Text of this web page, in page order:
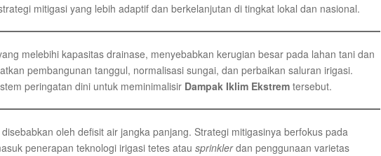
mitigasi yang lebih adaptif dan berkelanjutan di tingkat lokal dan nasional.
melebihi kapasitas drainase, menyebabkan kerugian besar pada lahan tani dan
pembangunan tanggul, normalisasi sungai, dan perbaikan saluran irigasi.
peringatan dini untuk meminimalisir Dampak Iklim Ekstrem tersebut.
oleh defisit air jangka panjang. Strategi mitigasinya berfokus pada
penerapan teknologi irigasi tetes atau sprinklerdan penggunaan varietas